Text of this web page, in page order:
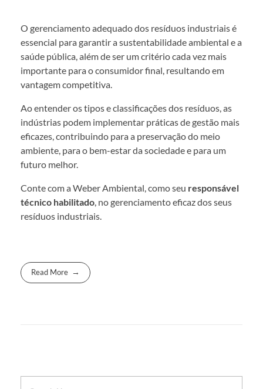
O gerenciamento adequado dos resíduos industriais é
essencial para garantir a sustentabilidade ambiental e a
saúde pública, além de ser um critério cada vez mais
importante para o consumidor final, resultando em
vantagem competitiva.
Ao entender os tipos e classificações dos resíduos, as
indústrias podem implementar práticas de gestão mais
eficazes, contribuindo para a preservação do meio
ambiente, para o bem-estar da sociedade e para um
futuro melhor.
Conte com a Weber Ambiental, como seu responsável
técnico habilitado , no gerenciamento eficaz dos seus
resíduos industriais.
Read More